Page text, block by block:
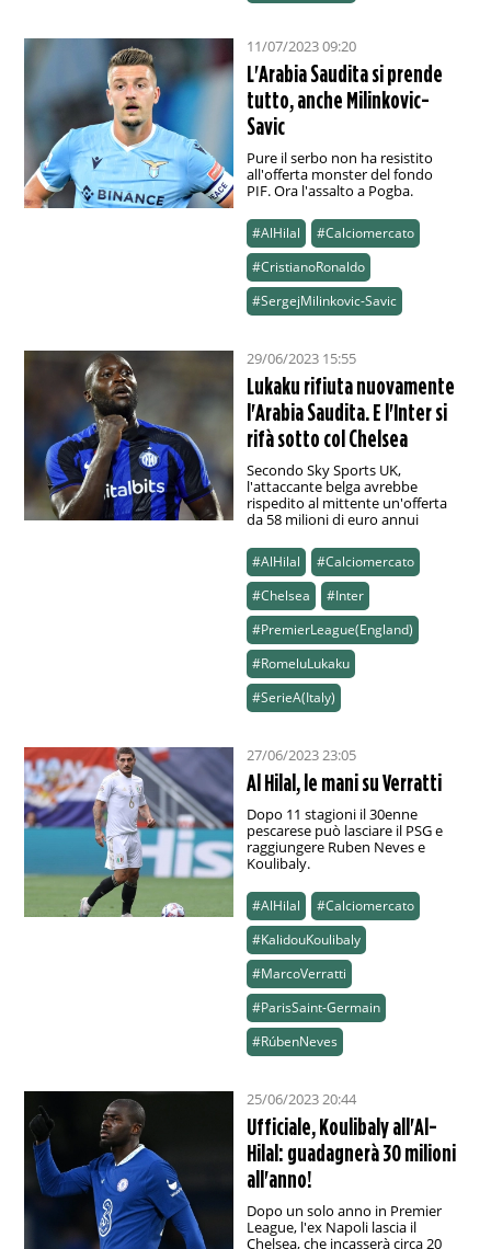
11/07/2023 09:20
L'Arabia Saudita si prende
tutto, anche Milinkovic-
Savic
Pure il serbo non ha resistito
all'offerta monster del fondo
PIF. Ora l'assalto a Pogba.
#AlHilal
#Calciomercato
#CristianoRonaldo
#SergejMilinkovic-Savic
29/06/2023 15:55
Lukaku rifiuta nuovamente
l'Arabia Saudita. E l'Inter si
rifà sotto col Chelsea
Secondo Sky Sports UK,
l'attaccante belga avrebbe
rispedito al mittente un'offerta
da 58 milioni di euro annui
#AlHilal
#Calciomercato
#Chelsea
#Inter
#PremierLeague(England)
#RomeluLukaku
#SerieA(Italy)
27/06/2023 23:05
Al Hilal, le mani su Verratti
Dopo 11 stagioni il 30enne
pescarese può lasciare il PSG e
raggiungere Ruben Neves e
Koulibaly.
#AlHilal
#Calciomercato
#KalidouKoulibaly
#MarcoVerratti
#ParisSaint-Germain
#RúbenNeves
25/06/2023 20:44
Ufficiale, Koulibaly all'Al-
Hilal: guadagnerà 30 milioni
all'anno!
Dopo un solo anno in Premier
League, l'ex Napoli lascia il
Chelsea, che incasserà circa 20